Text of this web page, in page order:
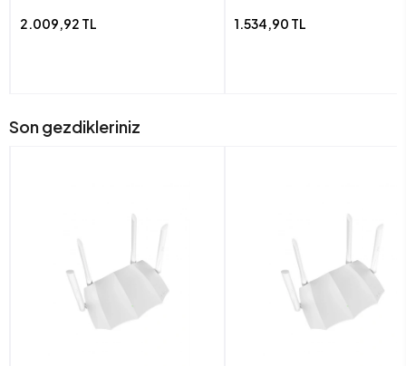
2.009,92 TL 1.534,90 TL
Son gezdikleriniz